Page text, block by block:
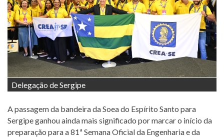
Delegação de Sergipe
A passagem da bandeira da Soea do Espírito Santo para
Sergipe ganhou ainda mais significado por marcar o início da
preparação para a 81ª Semana Oficial da Engenharia e da